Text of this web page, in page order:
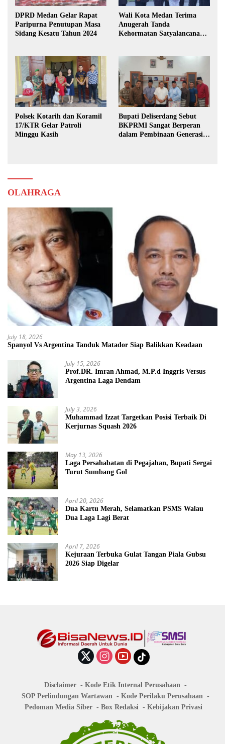
DPRD Medan Gelar Rapat
Paripurna Penutupan Masa
Sidang Kesatu Tahun 2024
Wali Kota Medan Terima
Anugerah Tanda
Kehormatan Satyalancana
Polsek Kotarih dan Koramil
17/KTR Gelar Patroli
Minggu Kasih
Bupati Deliserdang Sebut
BKPRMI Sangat Berperan
dalam Pembinaan Generasi
OLAHRAGA
July 18, 2026
Spanyol Vs Argentina Tanduk Matador Siap Balikkan Keadaan
July 15, 2026
Prof.DR. Imran Ahmad, M.P.d Inggris Versus
Argentina Laga Dendam
July 3, 2026
Muhammad Izzat Targetkan Posisi Terbaik Di
Kerjurnas Squash 2026
May 13, 2026
Laga Persahabatan di Pegajahan, Bupati Sergai
Turut Sumbang Gol
April 20, 2026
Dua Kartu Merah, Selamatkan PSMS Walau
Dua Laga Lagi Berat
April 7, 2026
Kejuraan Terbuka Gulat Tangan Piala Gubsu
2026 Siap Digelar
Disclaimer
Kode Etik Internal Perusahaan
SOP Perlindungan Wartawan
Kode Perilaku Perusahaan
Pedoman Media Siber
Box Redaksi Kebijakan Privasi